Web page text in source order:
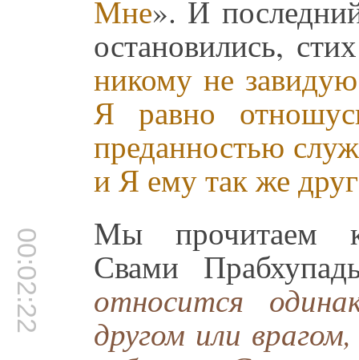
Мне». И
остановились,
никому не
Я равно
преданностью
и Я ему так же друг
00:02:22 Мы прочитаем
Свами
относится
другом или